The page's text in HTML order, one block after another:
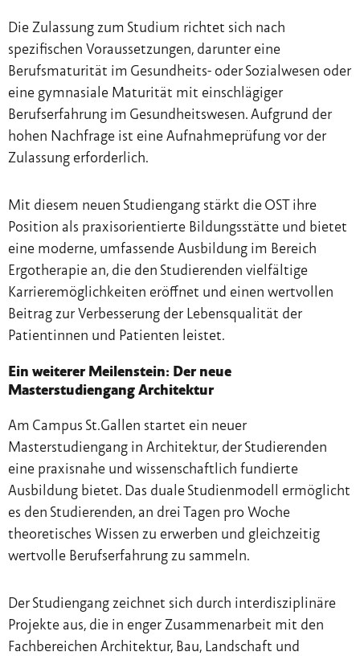
Die Zulassung zum Studium richtet sich nach
spezifischen Voraussetzungen, darunter eine
Berufsmaturität im Gesundheits- oder Sozialwesen oder
eine gymnasiale Maturität mit einschlägiger
Berufserfahrung im Gesundheitswesen. Aufgrund der
hohen Nachfrage ist eine Aufnahmeprüfung vor der
Zulassung erforderlich.
Mit diesem neuen Studiengang stärkt die OST ihre
Position als praxisorientierte Bildungsstätte und bietet
eine moderne, umfassende Ausbildung im Bereich
Ergotherapie an, die den Studierenden vielfältige
Karrieremöglichkeiten eröffnet und einen wertvollen
Beitrag zur Verbesserung der Lebensqualität der
Patientinnen und Patienten leistet.
Ein weiterer Meilenstein: Der neue
Masterstudiengang Architektur
Am Campus St.Gallen startet ein neuer
Masterstudiengang in Architektur, der Studierenden
eine praxisnahe und wissenschaftlich fundierte
Ausbildung bietet. Das duale Studienmodell ermöglicht
es den Studierenden, an drei Tagen pro Woche
theoretisches Wissen zu erwerben und gleichzeitig
wertvolle Berufserfahrung zu sammeln.
Der Studiengang zeichnet sich durch interdisziplinäre
Projekte aus, die in enger Zusammenarbeit mit den
Fachbereichen Architektur, Bau, Landschaft und